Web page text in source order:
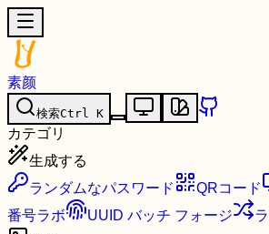
素颜
検索Ctrl K
カテゴリ
生成する
ランダムなパスワード
QRコード
番号ラボ
UUID バッチ フォージ